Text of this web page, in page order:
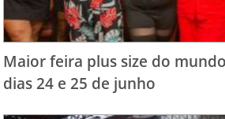
Maior feira plus size do
dias 24 e 25 de junho